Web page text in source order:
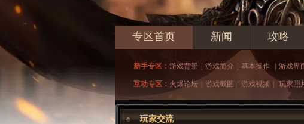
专区首页 新闻 攻略
新手专区： 游戏背景 游戏简介 基本操作 游戏界
互动专区： 火爆论坛 游戏截图 游戏视频 玩家照
玩家交流